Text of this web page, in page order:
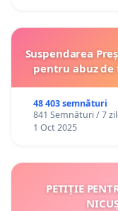
Suspendarea
pentru abuz
48 403 semnături
841 Semnături / 7
1 Oct 2025
PETIȚIE